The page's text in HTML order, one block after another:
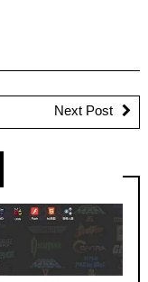
Next Post